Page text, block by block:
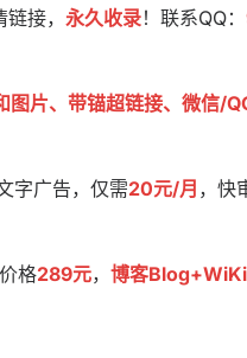
接， 永久收录！联系QQ：
图片、带锚超链接、微信/
字广告，仅需20元/月 ，快
格289元， 博客Blog+WiKi